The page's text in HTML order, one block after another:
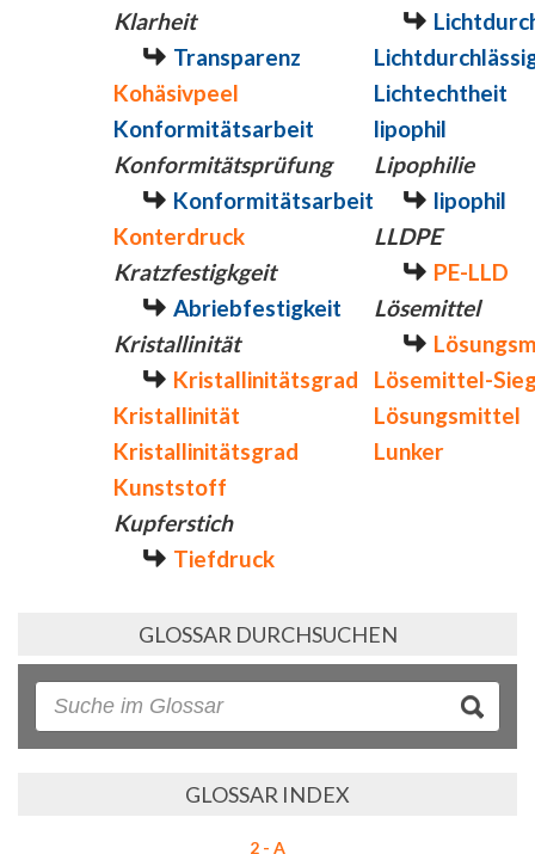
Klarheit
Transparenz
Kohäsivpeel
Konformitätsarbeit
Konformitätsprüfung
Konformitätsarbeit
Konterdruck
Kratzfestigkgeit
Abriebfestigkeit
Kristallinität
Kristallinitätsgrad
Kristallinität
Kristallinitätsgrad
Kunststoff
Kupferstich
Tiefdruck
Lichtechtheit
lipophil
Lipophilie
lipophil
LLDPE
PE-LLD
Lösemittel
Lösemittel-
Lösungsmittel
Lunker
GLOSSAR DURCHSUCHEN
GLOSSAR INDEX
2 - A